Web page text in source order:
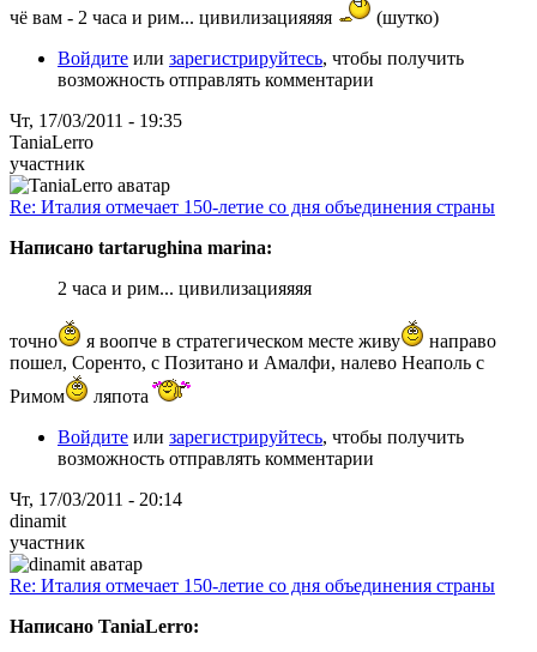
чё вам - 2 часа и рим... цивилизацияяяя
(шутко)
Войдите или зарегистрируйтесь, чтобы получить
возможность отправлять комментарии
Чт, 17/03/2011 - 19:35
TaniaLerro
участник
Re: Италия отмечает 150-летие со дня объединения страны
Написано tartarughina marina:
2 часа и рим... цивилизацияяяя
точно я воопче в стратегическом месте живу
направо
пошел, Соренто, c Позитано и Амалфи, налево Неаполь с
Римом
ляпота
Войдите или зарегистрируйтесь, чтобы получить
возможность отправлять комментарии
Чт, 17/03/2011 - 20:14
dinamit
участник
Re: Италия отмечает 150-летие со дня объединения страны
Написано TaniaLerro: